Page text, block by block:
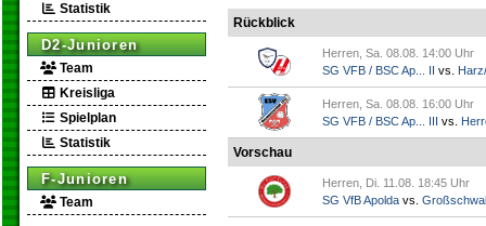
Statistik
D2-Junioren
Team
Kreisliga
Spielplan
Statistik
F-Junioren
Team
Rückblick
Herren, Sa. 08.08. 14:00 Uhr
SG VFB / BSC Ap... II vs.
Herren, Sa. 08.08. 16:00 Uhr
SG VFB / BSC Ap... III vs.
Vorschau
Herren, Di. 11.08. 18:45 Uhr
SG VfB Apolda vs.